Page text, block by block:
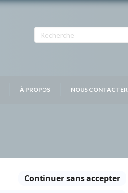
À PROPOS NOUS CONTACTER